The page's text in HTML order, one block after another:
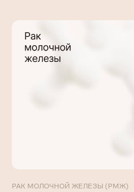
РАК МОЛОЧНОЙ ЖЕЛЕЗЫ (РМЖ)